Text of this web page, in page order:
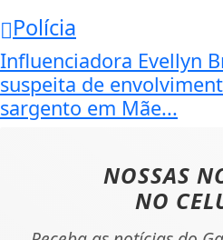
Polícia
Influenciadora Evellyn
suspeita de
sargento em Mãe...
NOSSAS
NO